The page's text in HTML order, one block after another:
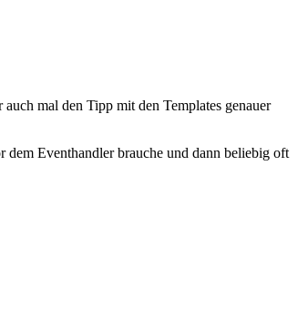
mal den Tipp mit den Templates genauer
dem Eventhandler brauche und dann beliebig oft